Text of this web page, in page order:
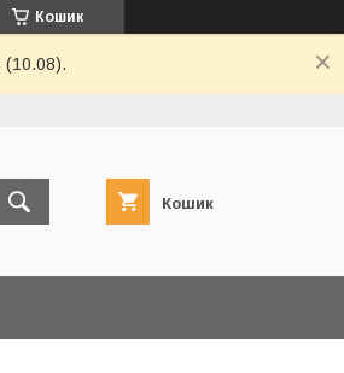
Кошик
(10.08).
Кошик